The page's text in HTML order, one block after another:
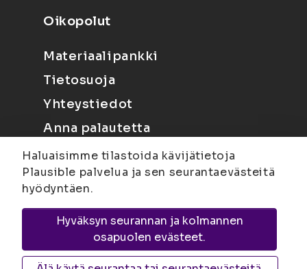
Oikopolut
Materiaalipankki
Tietosuoja
Yhteystiedot
Anna palautetta
Joensuu
Suvantokatu 6, 80100 Joensuu |
KuopioYliopistonranta 15, PL 1627, 70211
Haluaisimme tilastoida kävijätietoja
Plausible palvelua ja sen seurantaevästeitä
hyödyntäen.
Hyväksyn seurannan ja kolmannen
osapuolen evästeet.